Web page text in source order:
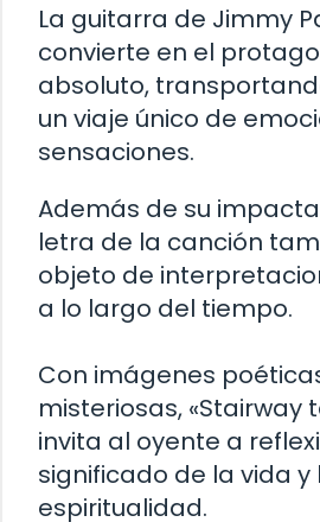
La guitarra de Jimmy
convierte en el
absoluto,
un viaje único de
sensaciones.
Además de su
letra de la canción
objeto de
a lo largo del tiempo.
Con imágenes
misteriosas, «Stairway
invita al oyente a
significado de la vida y
espiritualidad.